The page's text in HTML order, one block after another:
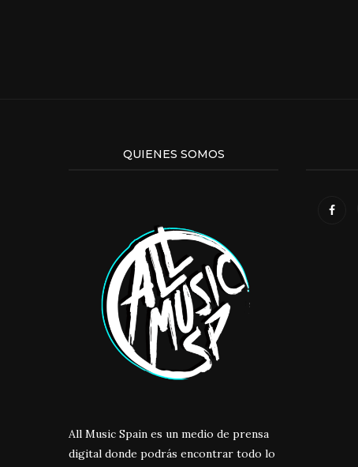
QUIENES SOMOS
All Music Spain es un medio de prensa
digital donde podrás encontrar todo lo